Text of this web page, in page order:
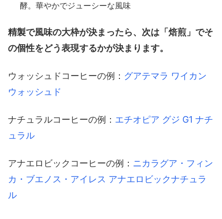
酵。華やかでジューシーな風味
精製で風味の大枠が決まったら、次は「焙煎」でそ
の個性をどう表現するかが決まります。
ウォッシュドコーヒーの例： グアテマラ ワイカン
ウォッシュド
ナチュラルコーヒーの例： エチオピア グジ G1 ナチ
ュラル
アナエロビックコーヒーの例： ニカラグア・フィン
カ・ブエノス・アイレス アナエロビックナチュラ
ル